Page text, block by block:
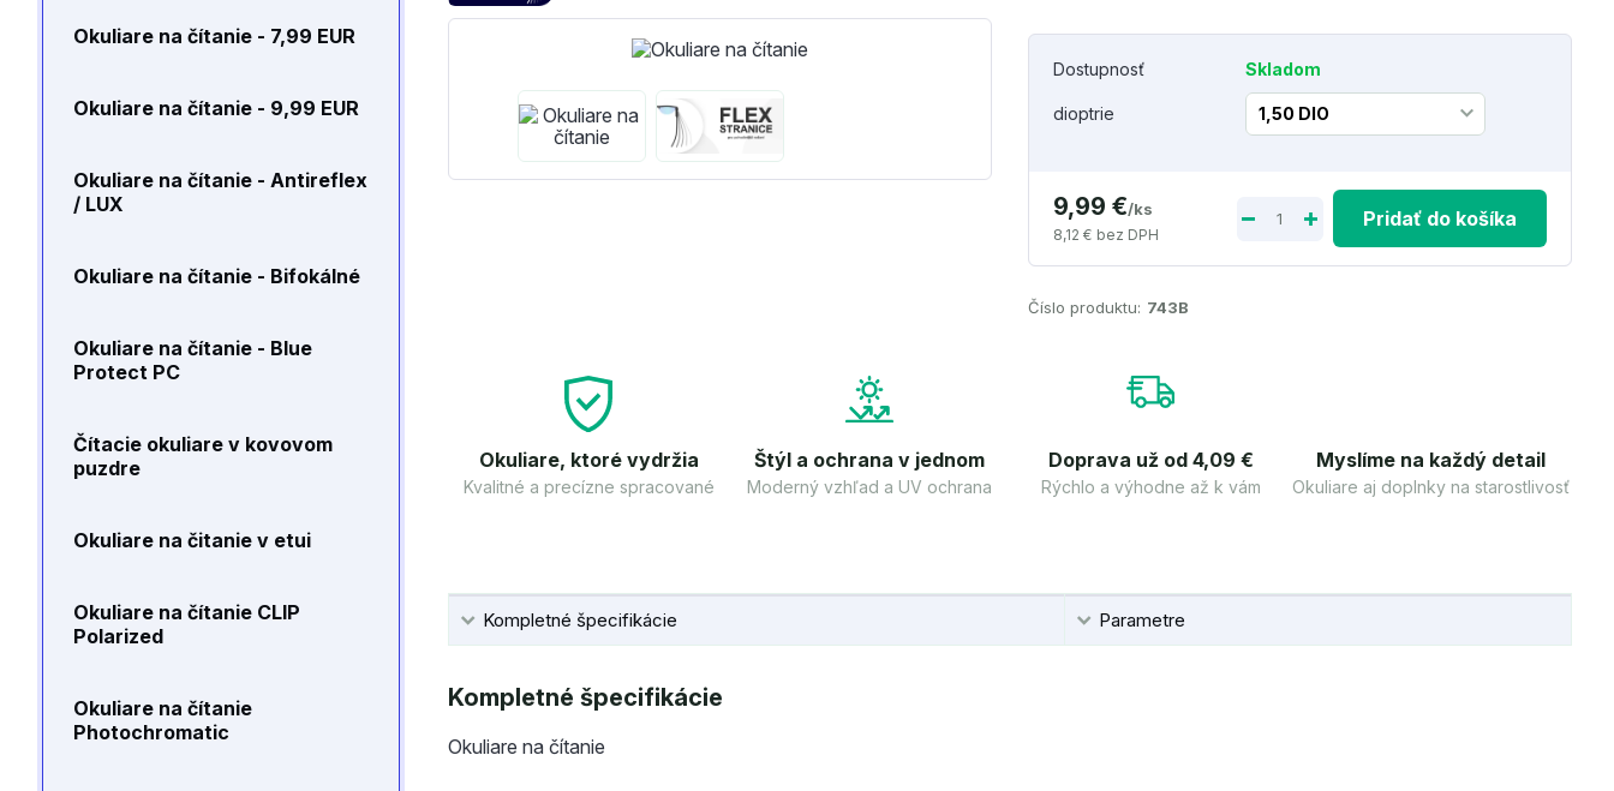
Okuliare na čítanie - 7,99 EUR
Okuliare na čítanie - 9,99 EUR
Okuliare na čítanie - Antireflex
/ LUX
Okuliare na čítanie - Bifokálné
Okuliare na čítanie - Blue
Protect PC
Čítacie okuliare v kovovom
puzdre
Okuliare na čitanie v etui
Okuliare na čítanie CLIP
Polarized
Okuliare na čítanie
Photochromatic
Dostupnosť Skladom
dioptrie
9,99 €/ks
8,12 € bez DPH
Pridať do košíka
Číslo produktu: 743B
Okuliare, ktoré vydržia
Kvalitné a precízne spracované
Štýl a ochrana v jednom
Moderný vzhľad a UV ochrana
Doprava už od 4,09 €
Rýchlo a výhodne až k vám
Myslíme na každý detail
Okuliare aj doplnky na starostlivosť
Kompletné špecifikácie Parametre
Kompletné špecifikácie
Okuliare na čítanie